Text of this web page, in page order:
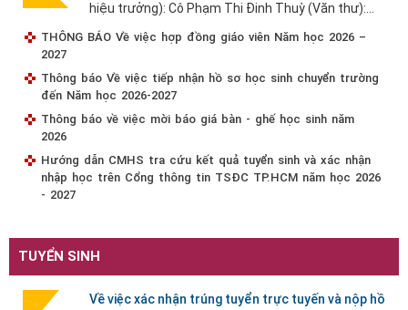
hiệu trưởng): Cô Phạm Thi Đinh Thuỳ (Văn thư):...
THÔNG BÁO Về việc hợp đồng giáo viên Năm học 2026 –
2027
Thông báo Về việc tiếp nhận hồ sơ học sinh chuyển trường
đến Năm học 2026-2027
Thông báo về việc mời báo giá bàn - ghế học sinh năm
2026
Hướng dẫn CMHS tra cứu kết quả tuyển sinh và xác nhận
nhập học trên Cổng thông tin TSĐC TP.HCM năm học 2026
- 2027
TUYỂN SINH
Về việc xác nhận trúng tuyển trực tuyến và nộp hồ